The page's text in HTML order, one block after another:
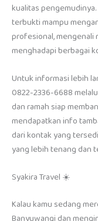
kualitas
terbukti mampu
profesional, mengenali
menghadapi berbagai
Untuk informasi lebih
0822-2336-6688
dan ramah siap
mendapatkan info
dari kontak yang
yang lebih tenang dan
Syakira Travel ☀️
Kalau kamu sedang